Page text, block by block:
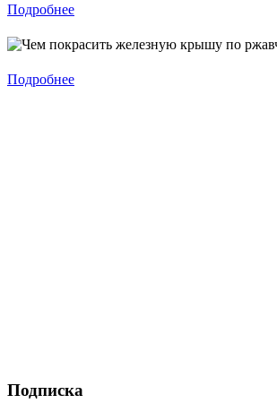
Подробнее
Подробнее
Подписка